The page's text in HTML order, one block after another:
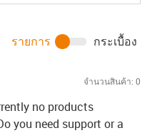
จำนวนสินค้า: 0
รายการ กระเบื้อง
no products
you need support or a